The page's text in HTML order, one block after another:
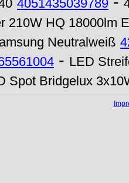
4051435039789
210W HQ 18000lm
Neutralweiß
- LED
Spot Bridgelux